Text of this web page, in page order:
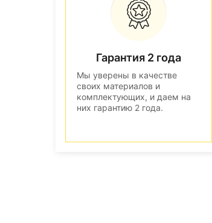
Гарантия 2 года
Мы уверены в качестве
своих материалов и
комплектующих, и даем на
них гарантию 2 года.